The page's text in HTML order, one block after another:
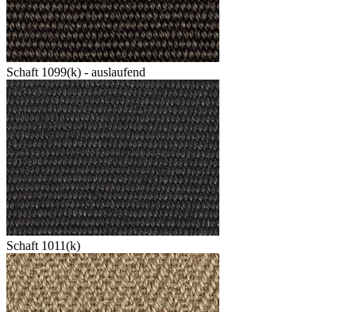
Schaft 1099(k) - auslaufend
Schaft 1011(k)